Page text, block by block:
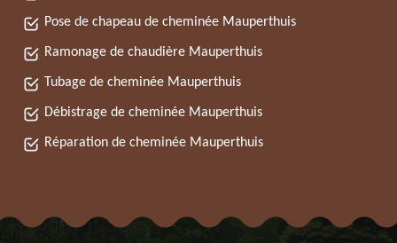
Pose de chapeau de cheminée Mauperthuis
Ramonage de chaudière Mauperthuis
Tubage de cheminée Mauperthuis
Débistrage de cheminée Mauperthuis
Réparation de cheminée Mauperthuis